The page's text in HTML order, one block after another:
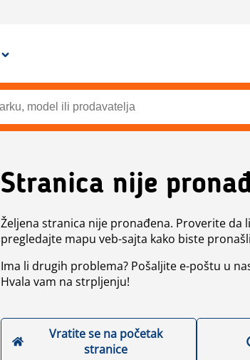
Stranica nije
Željena stranica nije pronađena. Proverite da
pregledajte mapu veb-sajta kako biste
Ima li drugih problema? Pošaljite e-poštu u
Hvala vam na strpljenju!
Vratite se na početak
stranice